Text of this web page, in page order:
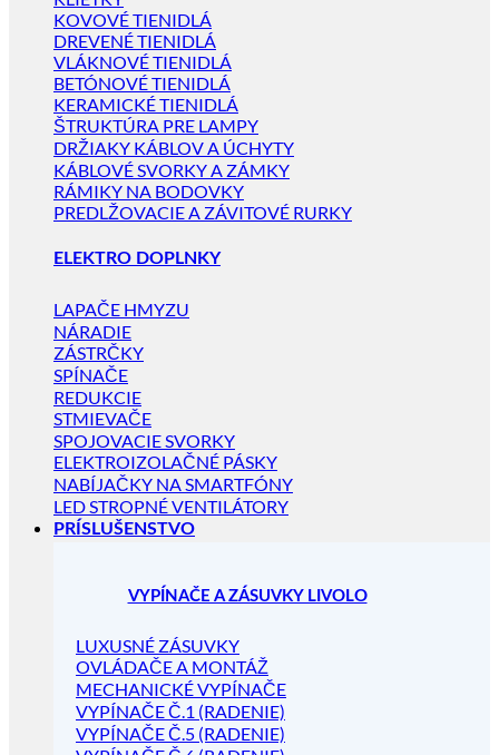
KOVOVÉ TIENIDLÁ
DREVENÉ TIENIDLÁ
VLÁKNOVÉ TIENIDLÁ
BETÓNOVÉ TIENIDLÁ
KERAMICKÉ TIENIDLÁ
ŠTRUKTÚRA PRE LAMPY
DRŽIAKY KÁBLOV A ÚCHYTY
KÁBLOVÉ SVORKY A ZÁMKY
RÁMIKY NA BODOVKY
PREDLŽOVACIE A ZÁVITOVÉ RURKY
ELEKTRO DOPLNKY
LAPAČE HMYZU
NÁRADIE
ZÁSTRČKY
SPÍNAČE
REDUKCIE
STMIEVAČE
SPOJOVACIE SVORKY
ELEKTROIZOLAČNÉ PÁSKY
NABÍJAČKY NA SMARTFÓNY
LED STROPNÉ VENTILÁTORY
PRÍSLUŠENSTVO
VYPÍNAČE A ZÁSUVKY LIVOLO
LUXUSNÉ ZÁSUVKY
OVLÁDAČE A MONTÁŽ
MECHANICKÉ VYPÍNAČE
VYPÍNAČE Č.1 (RADENIE)
VYPÍNAČE Č.5 (RADENIE)